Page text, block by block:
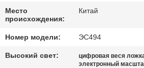
КАРТА
САЙТА
Место
происхождения:
Китай
Номер модели: ЭС494
Высокий свет: цифровая веся
электронный